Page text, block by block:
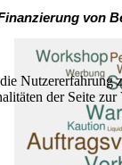
von
Nutzererfahrung
der Seite zur